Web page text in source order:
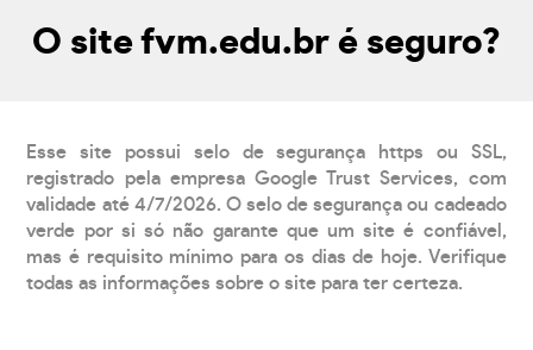
O site fvm.edu.br é seguro?
Esse site possui selo de segurança https ou SSL,
registrado pela empresa Google Trust Services, com
validade até 4/7/2026. O selo de segurança ou cadeado
verde por si só não garante que um site é confiável,
mas é requisito mínimo para os dias de hoje. Verifique
todas as informações sobre o site para ter certeza.